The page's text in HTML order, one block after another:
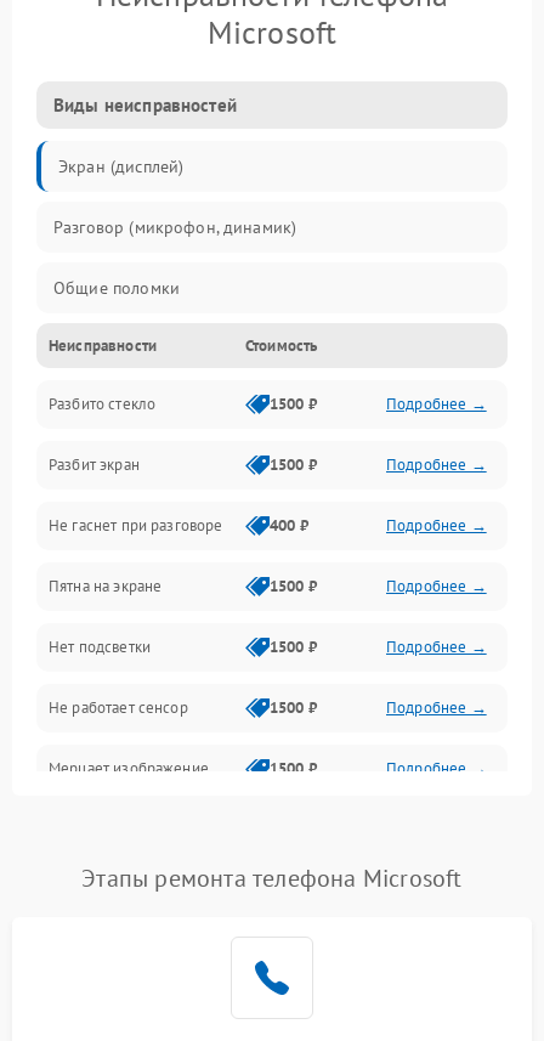
Microsoft
Виды неисправностей
Экран (дисплей)
Разговор (микрофон, динамик)
Общие поломки
Проблемы связи
Камеры
Проблемы с дисплеем и сенсором
Зарядка
Проблемы с питанием, зарядкой и аккумулятором
Проблемы с работой системы, корпусом и другие
Неисправности Стоимость
Разбито стекло 1500 ₽ Подробнее →
Разбит экран 1500 ₽ Подробнее →
Не гаснет при разговоре 400 ₽ Подробнее →
Пятна на экране 1500 ₽ Подробнее →
Нет подсветки 1500 ₽ Подробнее →
Не работает сенсор 1500 ₽ Подробнее →
Мерцает изображение 1500 ₽ Подробнее →
Не работает Face ID 4000 ₽ Подробнее →
Этапы ремонта телефона Microsoft